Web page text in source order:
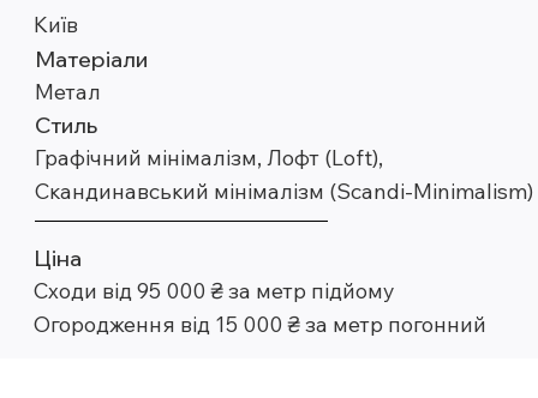
Київ
Матеріали
Метал
Стиль
Графічний мінімалізм, Лофт (Loft),
Скандинавський мінімалізм (Scandi-Minimalism)
Ціна
Сходи від 95 000 ₴ за метр підйому
Огородження від 15 000 ₴ за метр погонний